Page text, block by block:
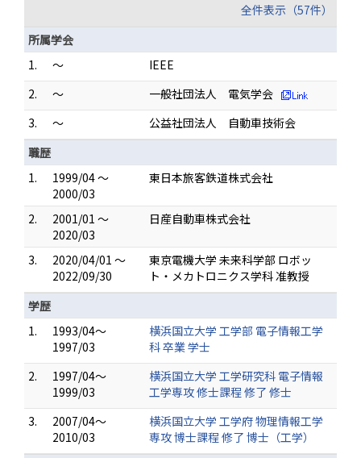
全件表示（57件）
所属学会
1.
～
IEEE
2.
～
一般社団法人 電気学会
3.
～
公益社団法人 自動車技術会
職歴
1.
1999/04 ～
2000/03
東日本旅客鉄道株式会社
2.
2001/01 ～
2020/03
日産自動車株式会社
3.
2020/04/01 ～
2022/09/30
東京電機大学 未来科学部 ロボッ
ト・メカトロニクス学科 准教授
学歴
1.
1993/04～
1997/03
横浜国立大学 工学部 電子情報工学
科 卒業 学士
2.
1997/04～
1999/03
横浜国立大学 工学研究科 電子情報
工学専攻 修士課程 修了 修士
3.
2007/04～
2010/03
横浜国立大学 工学府 物理情報工学
専攻 博士課程 修了 博士（工学）